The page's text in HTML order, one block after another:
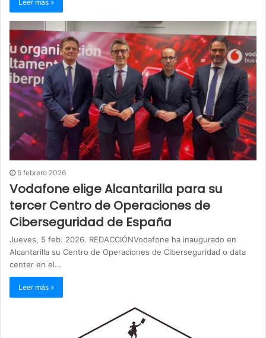
Leer más »
5 febrero 2026
Vodafone elige Alcantarilla para su
tercer Centro de Operaciones de
Ciberseguridad de España
Jueves, 5 feb. 2026. REDACCIÓNVodafone ha inaugurado en
Alcantarilla su Centro de Operaciones de Ciberseguridad o data
center en el…
Leer más »